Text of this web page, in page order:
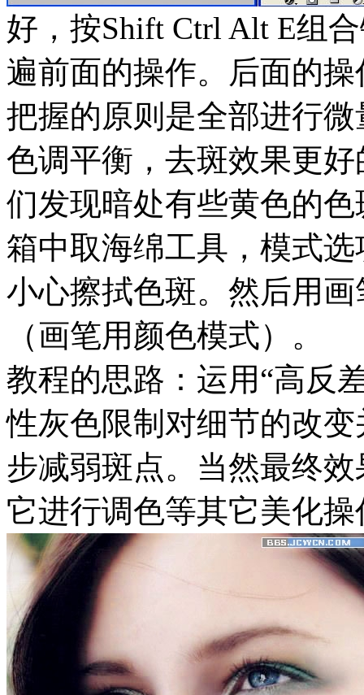
好，按Shift Ctrl Alt E组
遍前面的操作。后面的
把握的原则是全部进行
色调平衡，去斑效果更
们发现暗处有些黄色的
箱中取海绵工具，模式
小心擦拭色斑。然后用
（画笔用颜色模式）。
教程的思路：运用“高反
性灰色限制对细节的改
步减弱斑点。当然最终
它进行调色等其它美化操